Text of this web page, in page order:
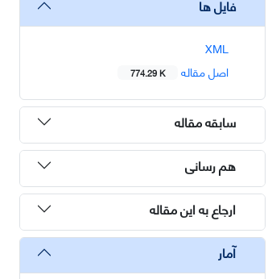
فایل ها
XML
اصل مقاله
774.29 K
سابقه مقاله
هم رسانی
ارجاع به این مقاله
آمار